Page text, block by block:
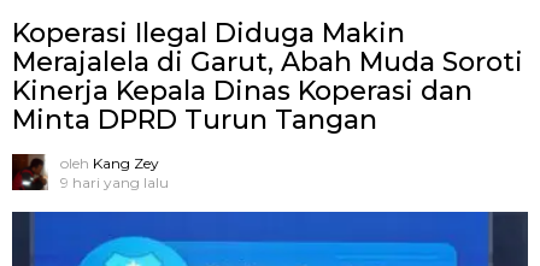
Koperasi Ilegal Diduga Makin
Merajalela di Garut, Abah Muda Soroti
Kinerja Kepala Dinas Koperasi dan
Minta DPRD Turun Tangan
oleh Kang Zey
9 hari yang lalu